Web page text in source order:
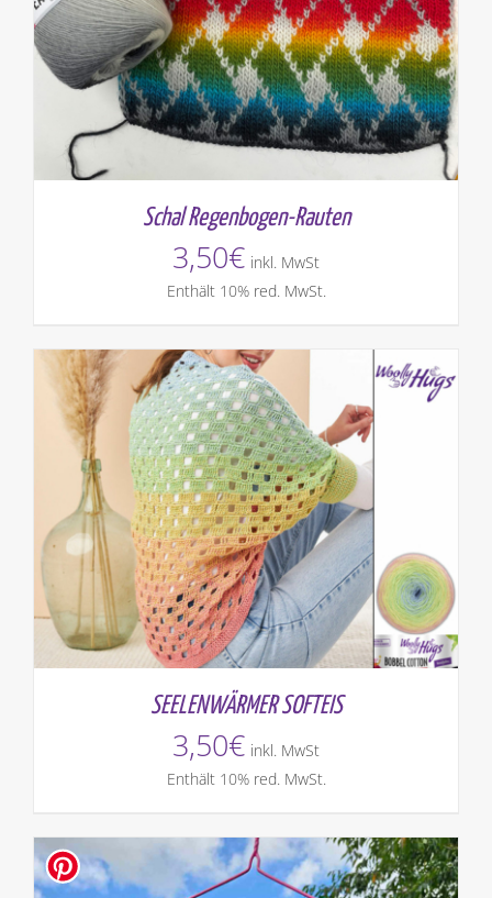
Schal Regenbogen-Rauten
3,50€ inkl. MwSt
Enthält 10% red. MwSt.
SEELENWÄRMER SOFTEIS
3,50€ inkl. MwSt
Enthält 10% red. MwSt.